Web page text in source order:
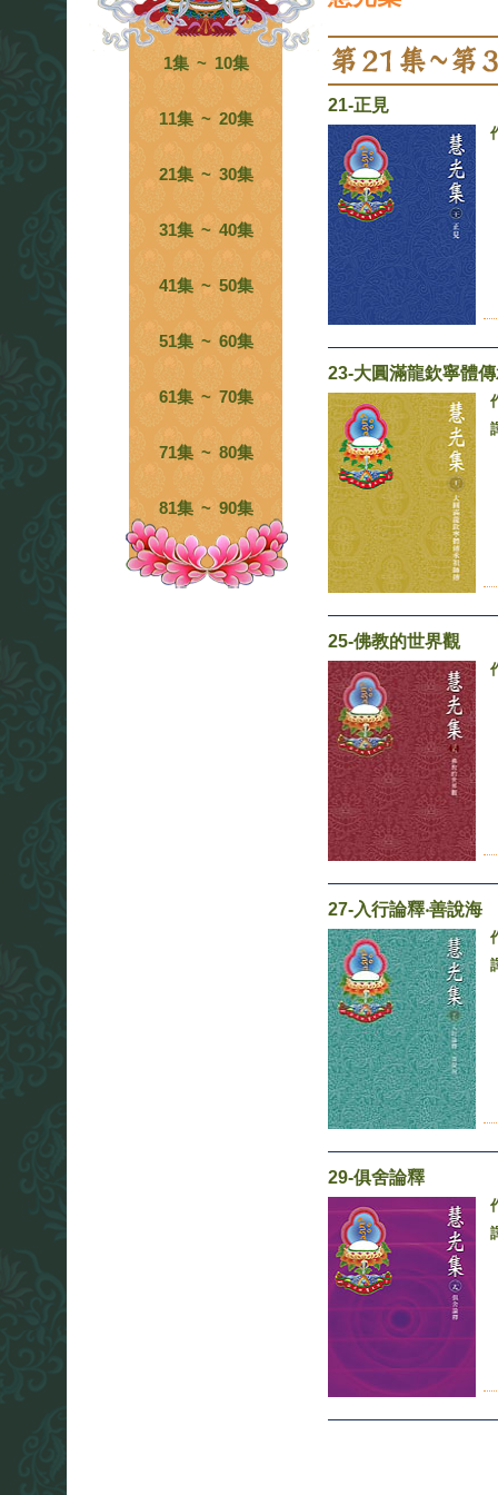
1集 ~ 10集
11集 ~ 20集
21集 ~ 30集
31集 ~ 40集
41集 ~ 50集
51集 ~ 60集
61集 ~ 70集
71集 ~ 80集
81集 ~ 90集
21-正見
23-大圓滿龍欽寧體
25-佛教的世界觀
27-入行論釋‧善說海
29-俱舍論釋